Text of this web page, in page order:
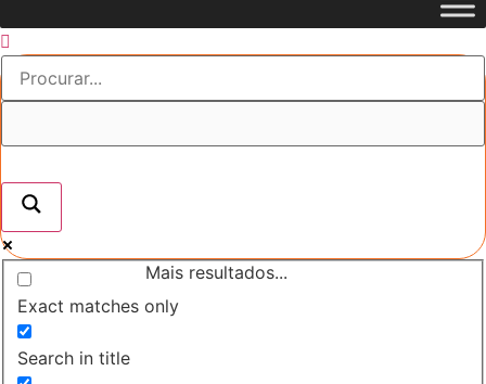
Mais resultados...
Exact matches only
Search in title